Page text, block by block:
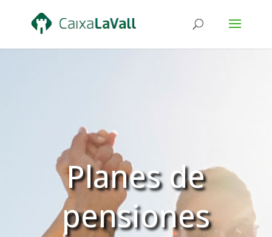
Planes de
pensiones